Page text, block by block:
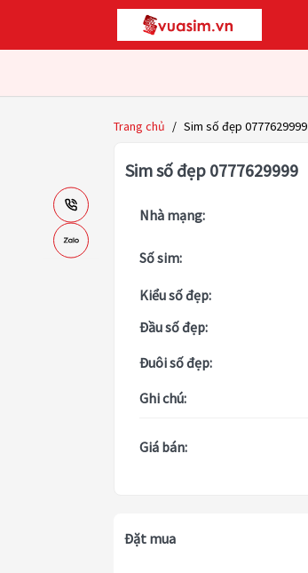
Trang chủ / Sim số đẹp 0777629999
Sim số đẹp 0777629999
Nhà mạng:
Số sim:
Kiểu số đẹp:
Đầu số đẹp:
Đuôi số đẹp:
Ghi chú:
Giá bán:
Đặt mua